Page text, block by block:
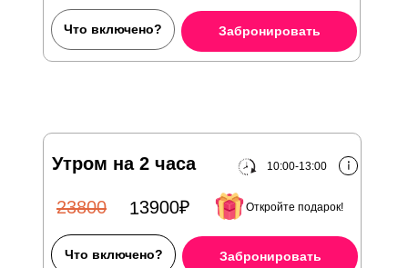
10:00-13:00
Утром на 2 часа
Забронировать
Что включено?
23800 13900₽ Откройте подарок!
Забронировать
Что включено?